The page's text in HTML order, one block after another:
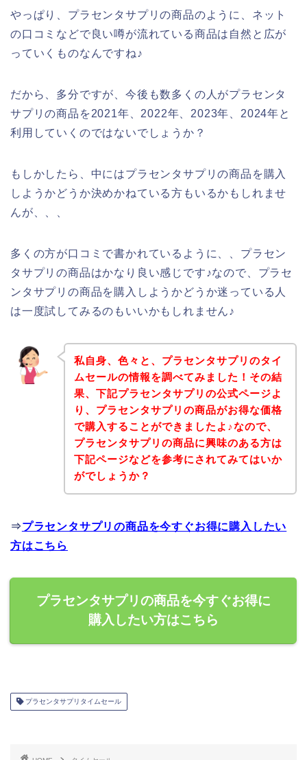
やっぱり、プラセンタサプリの商品のように、ネット
の口コミなどで良い噂が流れている商品は自然と広が
っていくものなんですね♪
だから、多分ですが、今後も数多くの人がプラセンタ
サプリの商品を2021年、2022年、2023年、2024年と
利用していくのではないでしょうか？
もしかしたら、中にはプラセンタサプリの商品を購入
しようかどうか決めかねている方もいるかもしれませ
んが、、、
多くの方が口コミで書かれているように、、プラセン
タサプリの商品はかなり良い感じです♪なので、プラセ
ンタサプリの商品を購入しようかどうか迷っている人
は一度試してみるのもいいかもしれません♪
私自身、色々と、プラセンタサプリのタイ
ムセールの情報を調べてみました！その結
果、下記プラセンタサプリの公式ページよ
り、プラセンタサプリの商品がお得な価格
で購入することができましたよ♪なので、
プラセンタサプリの商品に興味のある方は
下記ページなどを参考にされてみてはいか
がでしょうか？
⇒プラセンタサプリの商品を今すぐお得に購入したい
方はこちら
プラセンタサプリの商品を今すぐお得に
購入したい方はこちら
プラセンタサプリタイムセール